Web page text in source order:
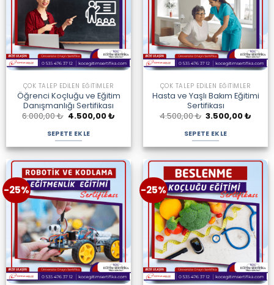
ÇOK TALEP EDILEN EĞITIMLER
Öğrenci Koçluğu ve Eğitim
Danışmanlığı Sertifikası
6.000,00₺ Orijinal
fiyat:
6.000,00 ₺.
4.500,00₺Şu
SEPETE EKLE
ÇOK TALEP EDILEN EĞITIMLER
Hasta ve Yaşlı Bakım Eğitimi
Sertifikası
4.500,00₺ Orijinal
fiyat:
4.500,00 ₺.
3.500,00₺
SEPETE EKLE
-25% -25%